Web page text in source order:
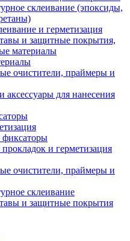
склеивание (эпоксиды,
и герметизация
и защитные покрытия,
материалы
очистители, праймеры и
аксессуары для нанесения
фиксаторы
и герметизация
очистители, праймеры и
склеивание
и защитные покрытия